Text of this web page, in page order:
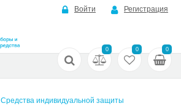
Войти Регистрация
0 0 0
Средства индивидуальной защиты